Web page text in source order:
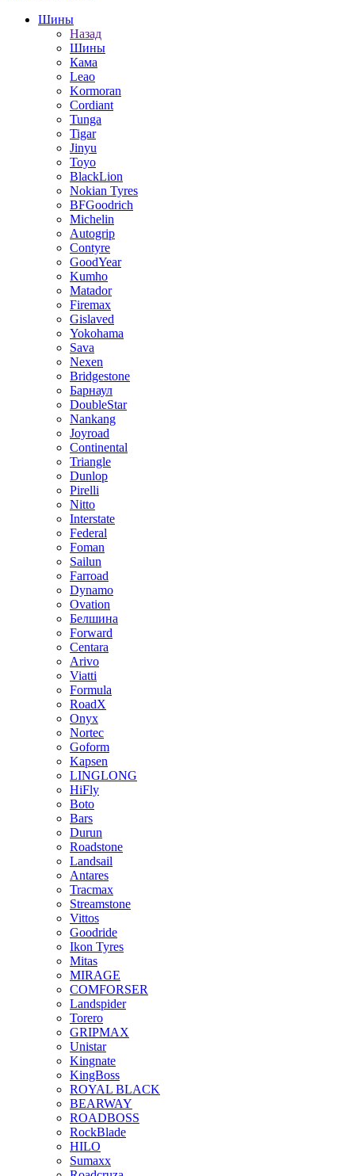
Шины
Назад
Шины
Кама
Leao
Kormoran
Cordiant
Tunga
Tigar
Jinyu
Toyo
BlackLion
Nokian Tyres
BFGoodrich
Michelin
Autogrip
Contyre
GoodYear
Kumho
Matador
Firemax
Gislaved
Yokohama
Sava
Nexen
Bridgestone
Барнаул
DoubleStar
Nankang
Joyroad
Continental
Triangle
Dunlop
Pirelli
Nitto
Interstate
Federal
Foman
Sailun
Farroad
Dynamo
Ovation
Белшина
Forward
Centara
Arivo
Viatti
Formula
RoadX
Onyx
Nortec
Goform
Kapsen
LINGLONG
HiFly
Boto
Bars
Durun
Roadstone
Landsail
Antares
Tracmax
Streamstone
Vittos
Goodride
Ikon Tyres
Mitas
MIRAGE
COMFORSER
Landspider
Torero
GRIPMAX
Unistar
Kingnate
KingBoss
ROYAL BLACK
BEARWAY
ROADBOSS
RockBlade
HILO
Sumaxx